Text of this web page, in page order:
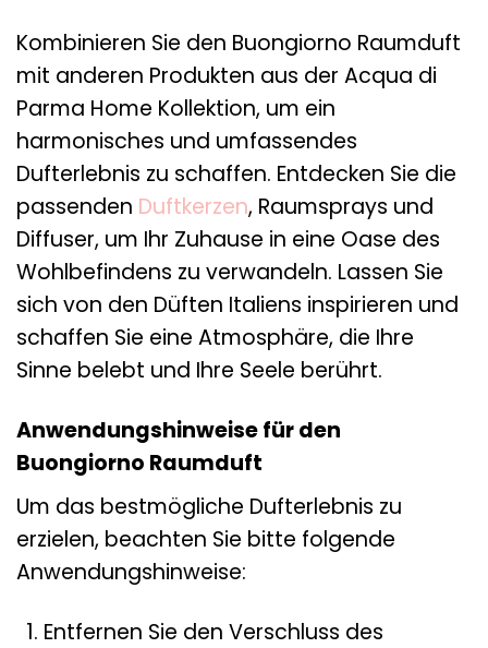
Kombinieren Sie den Buongiorno Raumduft
mit anderen Produkten aus der Acqua di
Parma Home Kollektion, um ein
harmonisches und umfassendes
Dufterlebnis zu schaffen. Entdecken Sie die
passenden Duftkerzen, Raumsprays und
Diffuser, um Ihr Zuhause in eine Oase des
Wohlbefindens zu verwandeln. Lassen Sie
sich von den Düften Italiens inspirieren und
schaffen Sie eine Atmosphäre, die Ihre
Sinne belebt und Ihre Seele berührt.
Anwendungshinweise für den
Buongiorno Raumduft
Um das bestmögliche Dufterlebnis zu
erzielen, beachten Sie bitte folgende
Anwendungshinweise:
Entfernen Sie den Verschluss des